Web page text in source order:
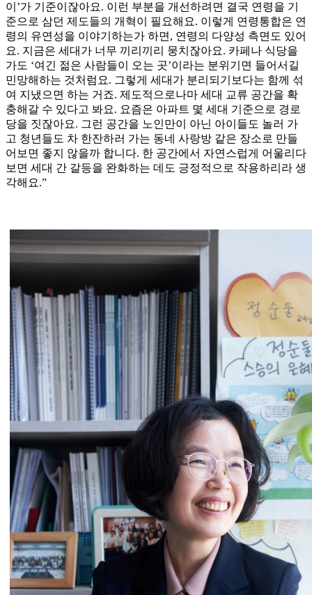
이’가 기준이잖아요. 이런 부분을 개선하려면 결국 연령을 기
준으로 삼던 제도들의 개혁이 필요해요. 이렇게 연령통합은 연
령의 유연성을 이야기하는가 하면, 연령의 다양성 측면도 있어
요. 지금은 세대가 너무 끼리끼리 뭉치잖아요. 카페나 식당을
가도 ‘여긴 젊은 사람들이 오는 곳’이라는 분위기면 들어서길
민망해하는 것처럼요. 그렇게 세대가 분리되기보다는 함께 섞
여 지냈으면 하는 거죠. 제도적으로나마 세대 교류 공간을 확
충해갈 수 있다고 봐요. 요즘은 아파트 몇 세대 기준으로 경로
당을 짓잖아요. 그런 공간을 노인만이 아닌 아이들도 놀러 가
고 청년들도 차 한잔하러 가는 동네 사랑방 같은 장소로 만들
어보면 좋지 않을까 합니다. 한 공간에서 자연스럽게 어울리다
보면 세대 간 갈등을 완화하는 데도 긍정적으로 작용하리라 생
각해요.”